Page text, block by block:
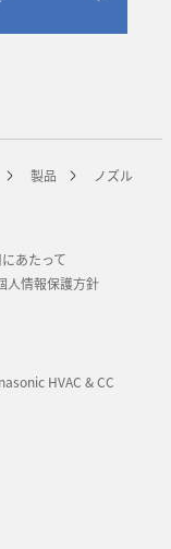
製品 ノズル
あたって
人情報保護方針
HVAC & CC